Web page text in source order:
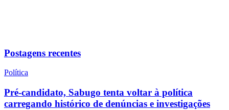
Postagens recentes
Política
Pré-candidato, Sabugo tenta voltar à política
carregando histórico de denúncias e investigações